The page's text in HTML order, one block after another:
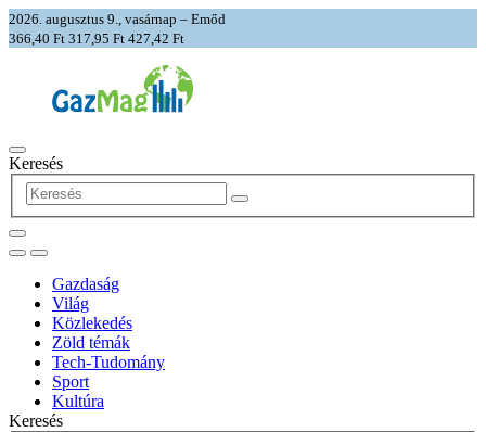
2026. augusztus 9., vasárnap – Emőd
366,40 Ft 317,95 Ft 427,42 Ft
Keresés
Gazdaság
Világ
Közlekedés
Zöld témák
Tech-Tudomány
Sport
Kultúra
Keresés